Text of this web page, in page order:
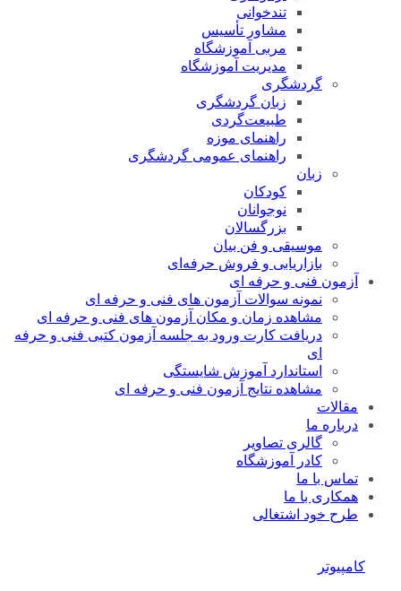
تندخوانی
مشاور تأسیس
مربی آموزشگاه
مدیریت آموزشگاه
گردشگری
زبان گردشگری
طبیعت‌گردی
راهنمای موزه
راهنمای عمومی گردشگری
زبان
کودکان
نوجوانان
بزرگسالان
موسیقی و فن بیان
بازاریابی و فروش حرفه‌ای
آزمون فنی و حرفه ای
نمونه سوالات آزمون های فنی و حرفه ای
مشاهده زمان و مکان آزمون های فنی و حرفه ای
دریافت کارت ورود به جلسه آزمون کتبی فنی و حرفه
ای
استاندارد آموزش شایستگی
مشاهده نتایج آزمون فنی و حرفه ای
مقالات
درباره ما
گالری تصاویر
کادر آموزشگاه
تماس با ما
همکاری با ما
طرح خود اشتغالی
کامپیوتر